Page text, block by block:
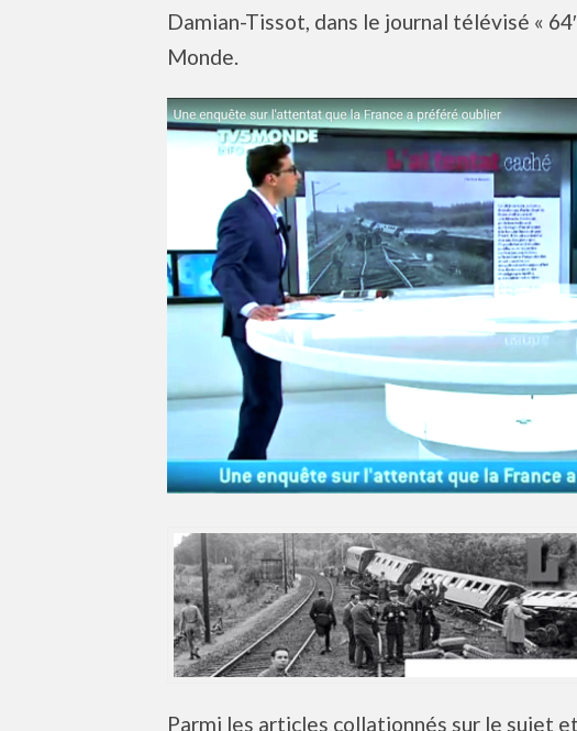
Damian-Tissot, dans le journal télévisé «
Monde.
Parmi les articles collationnés sur le sujet